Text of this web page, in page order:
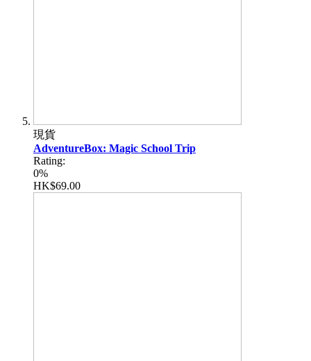
現貨
AdventureBox: Magic School Trip
Rating:
0%
HK$69.00